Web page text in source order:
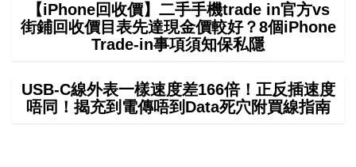
【iPhone回收價】二手手機trade in官方vs
街鋪回收價目表先達現金價較好？8個iPhone
Trade-in事項須知保私隱
USB-C線外表一樣速度差166倍！正反插速度
唔同！揭充到電傳唔到Data死穴附買線指南